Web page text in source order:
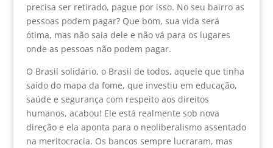
precisa ser retirado, pague por isso. No seu bairro as
pessoas podem pagar? Que bom, sua vida será
ótima, mas não saia dele e não vá para os lugares
onde as pessoas não podem pagar.
O Brasil solidário, o Brasil de todos, aquele que tinha
saído do mapa da fome, que investiu em educação,
saúde e segurança com respeito aos direitos
humanos, acabou! Ele está realmente sob nova
direção e ela aponta para o neoliberalismo assentado
na meritocracia. Os bancos sempre lucraram, mas